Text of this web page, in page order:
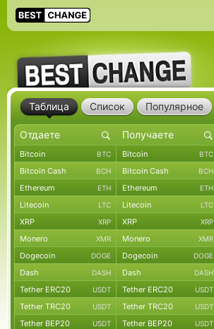
Таблица Список Популярное
Bitcoin BTC Bitcoin BTC
Bitcoin Cash BCH Bitcoin Cash BCH
Ethereum ETH Ethereum ETH
Litecoin LTC Litecoin LTC
XRP XRP XRP XRP
Monero XMR Monero XMR
Dogecoin DOGE Dogecoin DOGE
Dash DASH Dash DASH
Tether ERC20 USDT Tether ERC20 USDT
Tether TRC20 USDT Tether TRC20 USDT
Tether BEP20 USDT Tether BEP20 USDT